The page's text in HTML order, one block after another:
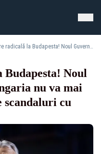
Schimbare radicală la Budapesta! Noul Guvern promite că Ungaria nu va mai bloca UE după anii de scandaluri cu Viktor Orban
Noul
nu va mai
scandaluri cu